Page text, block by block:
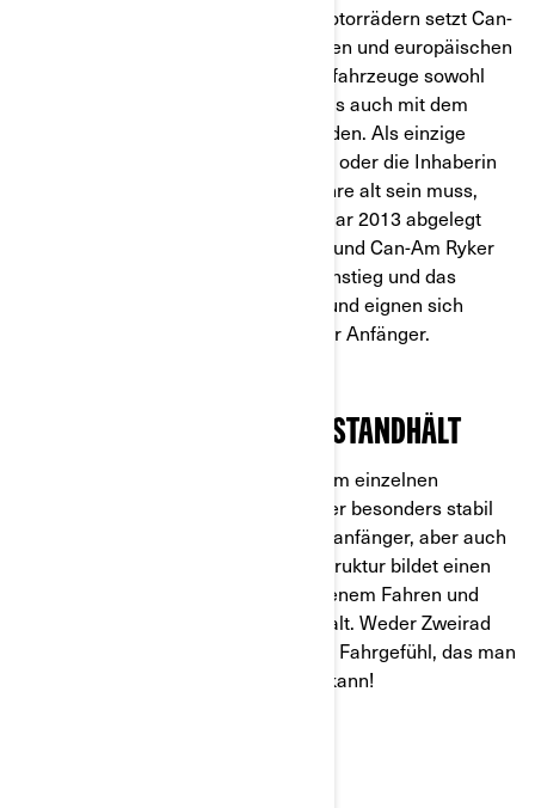
Mit dem Angebot an dreirädrigen Motorrädern setzt Can-
Am auf Barrierefreiheit: Auf deutschen und europäischen
Straßen dürfen alle Can-Am Straßenfahrzeuge sowohl
mit dem Motorradführerschein (A) als auch mit dem
PKW-Führerschein (B) gefahren werden. Als einzige
gilt, dass der Inhaber oder die Inhaberin
der Fahrerlaubnis mindestens 21 Jahre alt sein muss,
wenn die Prüfung nach dem 19. Januar 2013 abgelegt
wurde. Die Modelle Can-Am Spyder und Can-Am Ryker
wurden speziell für einen leichten Einstieg und das
zeitnahe Fahrvergnügen entwickelt und eignen sich
daher besonders gut als Motorrad für Anfänger.
EIN MOTORRAD, DAS ALLEM STANDHÄLT
Dank der beiden Vorderräder und dem einzelnen
Hinterrad sind dreirädrige Motorräder besonders stabil
und eignen sich deshalb gut für Fahranfänger, aber auch
für erfahrene Biker. Ihre Y-förmige Struktur bildet einen
perfekten Kompromiss zwischen offenem Fahren und
hervorragendem Halt auf dem Asphalt. Weder Zweirad
noch Auto, sondern ein einzigartiges Fahrgefühl, das man
nicht erklären, sondern nur erleben kann!